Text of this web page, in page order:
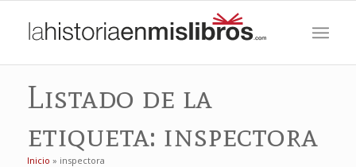
Listado de la
etiqueta: inspectora
Inicio » inspectora